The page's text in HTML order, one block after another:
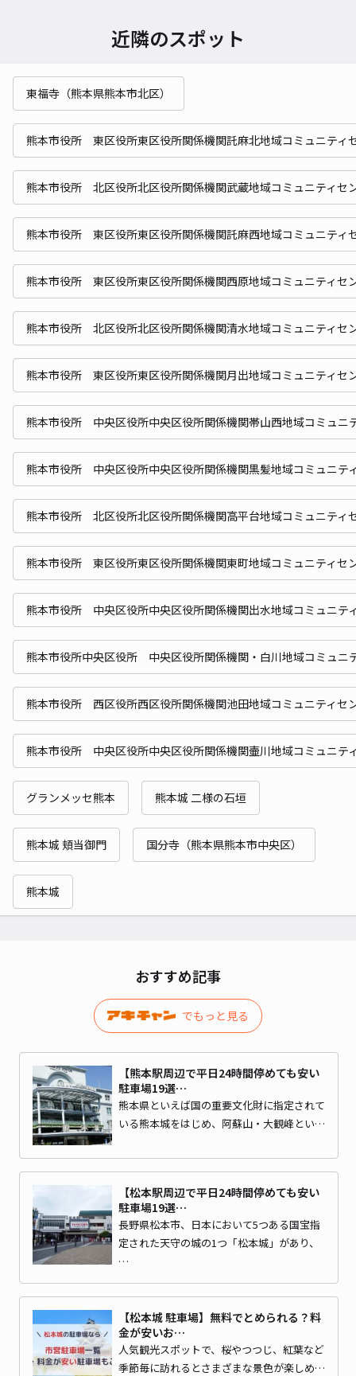
近隣のスポット
東福寺（熊本県熊本市北区）
熊本市役所 東区役所東区役所関係機関託麻北地域コミュニティ
熊本市役所 北区役所北区役所関係機関武蔵地域コミュニティセ
熊本市役所 東区役所東区役所関係機関託麻西地域コミュニティ
熊本市役所 東区役所東区役所関係機関西原地域コミュニティセ
熊本市役所 北区役所北区役所関係機関清水地域コミュニティセ
熊本市役所 東区役所東区役所関係機関月出地域コミュニティセ
熊本市役所 中央区役所中央区役所関係機関帯山西地域コミュニ
熊本市役所 中央区役所中央区役所関係機関黒髪地域コミュニテ
熊本市役所 北区役所北区役所関係機関高平台地域コミュニティ
熊本市役所 東区役所東区役所関係機関東町地域コミュニティセ
熊本市役所 中央区役所中央区役所関係機関出水地域コミュニテ
熊本市役所中央区役所 中央区役所関係機関・白川地域コミュニ
熊本市役所 西区役所西区役所関係機関池田地域コミュニティセ
熊本市役所 中央区役所中央区役所関係機関壷川地域コミュニテ
グランメッセ熊本 熊本城 二様の石垣
熊本城 頬当御門 国分寺（熊本県熊本市中央区）
熊本城
おすすめ記事
でもっと見る
【熊本駅周辺で平日24時間停めても安い
駐車場19選…
熊本県といえば国の重要文化財に指定されて
いる熊本城をはじめ、阿蘇山・大観峰とい…
【松本駅周辺で平日24時間停めても安い
駐車場19選…
長野県松本市、日本において5つある国宝指
定された天守の城の1つ「松本城」があり、
…
【松本城 駐車場】無料でとめられる？料
金が安いお…
人気観光スポットで、桜やつつじ、紅葉など
季節毎に訪れるとさまざまな景色が楽しめ…